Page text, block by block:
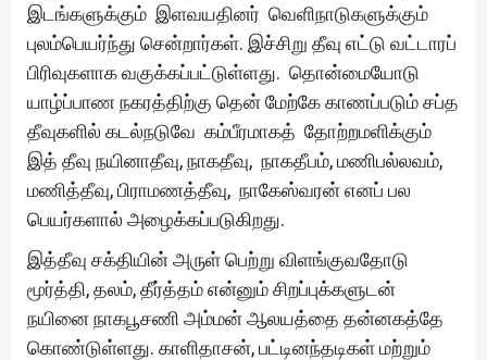
இடங்களுக்கும் இளவயதினர் வெளிநாடுகளுக்கும்
புலம்பெயர்ந்து சென்றார்கள். இச்சிறு தீவு எட்டு வட்டாரப்
பிரிவுகளாக வகுக்கப்பட்டுள்ளது. தொன்மையோடு
யாழ்ப்பாண நகரத்திற்கு தென் மேற்கே காணப்படும் சப்த
தீவுகளில் கடல்நடுவே கம்பீரமாகத் தோற்றமளிக்கும்
இத் தீவு நயினாதீவு, நாகதீவு, நாகதீபம், மணிபல்லவம்,
மணித்தீவு, பிராமணத்தீவு, நாகேஸ்வரன் எனப் பல
பெயர்களால் அழைக்கப்படுகிறது.
இத்தீவு சக்தியின் அருள் பெற்று விளங்குவதோடு
மூர்த்தி, தலம், தீர்த்தம் என்னும் சிறப்புக்களுடன்
நயினை நாகபூசணி அம்மன் ஆலயத்தை தன்னகத்தே
கொண்டுள்ளது. காளிதாசன், பட்டினந்தடிகள் மற்றும்